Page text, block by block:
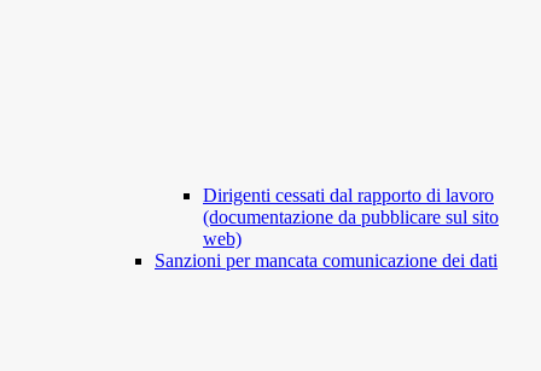
Dirigenti cessati dal rapporto di lavoro
(documentazione da pubblicare sul sito
web)
Sanzioni per mancata comunicazione dei dati